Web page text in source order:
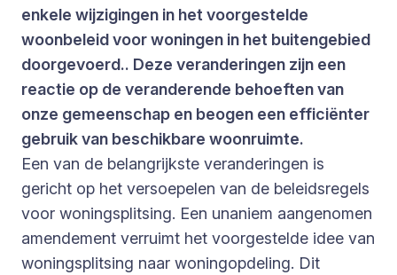
enkele wijzigingen in het voorgestelde
woonbeleid voor woningen in het buitengebied
doorgevoerd.. Deze veranderingen zijn een
reactie op de veranderende behoeften van
onze gemeenschap en beogen een efficiënter
gebruik van beschikbare woonruimte.
Een van de belangrijkste veranderingen is
gericht op het versoepelen van de beleidsregels
voor woningsplitsing. Een unaniem aangenomen
amendement verruimt het voorgestelde idee van
woningsplitsing naar woningopdeling. Dit